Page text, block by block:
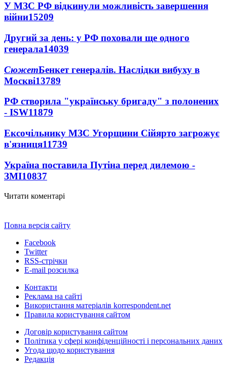
У МЗС РФ відкинули можливість завершення
війни15209
Другий за день: у РФ поховали ще одного
генерала14039
СюжетБенкет генералів. Наслідки вибуху в
Москві13789
РФ створила "українську бригаду" з полонених
- ISW11879
Ексочільнику МЗС Угорщини Сійярто загрожує
в'язниця11739
Україна поставила Путіна перед дилемою -
ЗМІ10837
Читати коментарі
Повна версія сайту
Facebook
Twitter
RSS-стрічки
E-mail розсилка
Контакти
Реклама на сайті
Використання матеріалів korrespondent.net
Правила користування сайтом
Договір користування сайтом
Політика у сфері конфіденційності і персональних даних
Угода щодо користування
Редакція